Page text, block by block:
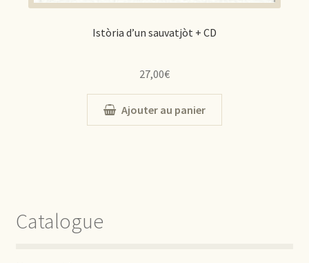
Istòria d’un sauvatjòt + CD
27,00€
Ajouter au panier
Catalogue